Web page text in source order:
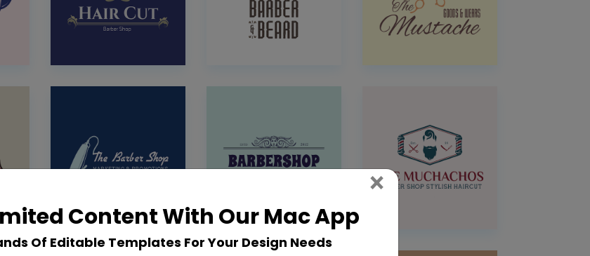
Content With Our Mac App
Of Editable Templates For Your Design Needs
× Close